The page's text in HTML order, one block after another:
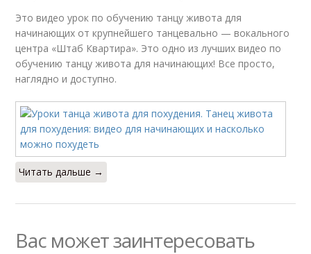
Это видео урок по обучению танцу живота для
начинающих от крупнейшего танцевально — вокального
центра «Штаб Квартира». Это одно из лучших видео по
обучению танцу живота для начинающих! Все просто,
наглядно и доступно.
Читать дальше →
Вас может заинтересовать